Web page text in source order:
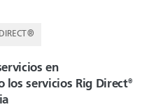
en
los servicios Rig Direct®